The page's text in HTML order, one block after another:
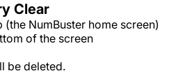
Clear
(the NumBuster home screen)
of the screen
be deleted.